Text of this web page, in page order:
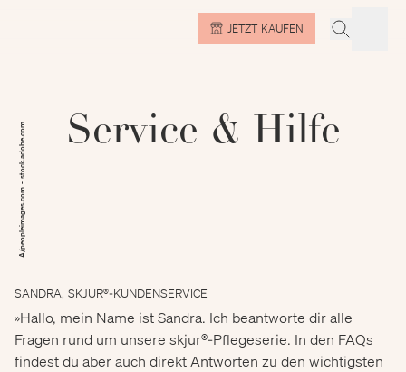
JETZT KAUFEN
Service & Hilfe
A/peopleimages.com - stock.adobe.com
SANDRA, SKJUR®-KUNDENSERVICE
»Hallo, mein Name ist Sandra. Ich beantworte dir alle
Fragen rund um unsere skjur®-Pflegeserie. In den FAQs
findest du aber auch direkt Antworten zu den wichtigsten